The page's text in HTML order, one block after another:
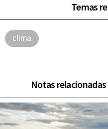
Temas
clima
Notas